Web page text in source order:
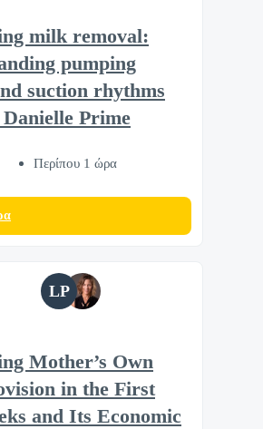
milk removal:
pumping
suction rhythms
Prime
Περίπου 1 ώρα
LP
Mother’s Own
in the First
and Its Economic